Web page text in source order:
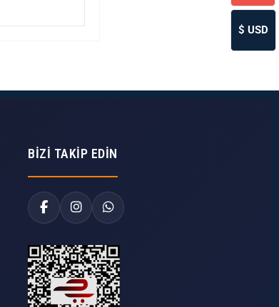
BIZI TAKIP EDIN
$ USD